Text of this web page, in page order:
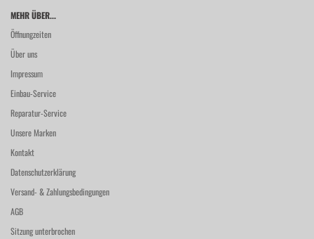
MEHR ÜBER...
Öffnungzeiten
Über uns
Impressum
Einbau-Service
Reparatur-Service
Unsere Marken
Kontakt
Datenschutzerklärung
Versand- & Zahlungsbedingungen
AGB
Sitzung unterbrochen